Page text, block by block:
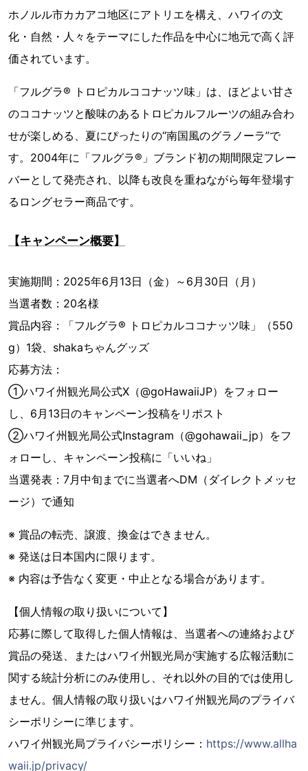
ホノルル市カカアコ地区にアトリエを構え、ハワイの文
化・自然・人々をテーマにした作品を中心に地元で高く評
価されています。
「フルグラ® トロピカルココナッツ味」は、ほどよい甘さ
のココナッツと酸味のあるトロピカルフルーツの組み合わ
せが楽しめる、夏にぴったりの“南国風のグラノーラ”で
す。2004年に「フルグラ®」ブランド初の期間限定フレー
バーとして発売され、以降も改良を重ねながら毎年登場す
るロングセラー商品です。
【キャンペーン概要】
実施期間：2025年6月13日（金）～6月30日（月）
当選者数：20名様
賞品内容：「フルグラ® トロピカルココナッツ味」（550
g）1袋、shakaちゃんグッズ
応募方法：
①ハワイ州観光局公式X（@goHawaiiJP）をフォロー
し、6月13日のキャンペーン投稿をリポスト
②ハワイ州観光局公式Instagram（@gohawaii_jp）をフ
ォローし、キャンペーン投稿に「いいね」
当選発表：7月中旬までに当選者へDM（ダイレクトメッセ
ージ）で通知
※ 賞品の転売、譲渡、換金はできません。
※ 発送は日本国内に限ります。
※ 内容は予告なく変更・中止となる場合があります。
【個人情報の取り扱いについて】
応募に際して取得した個人情報は、当選者への連絡および
賞品の発送、またはハワイ州観光局が実施する広報活動に
関する統計分析にのみ使用し、それ以外の目的では使用し
ません。個人情報の取り扱いはハワイ州観光局のプライバ
シーポリシーに準じます。
ハワイ州観光局プライバシーポリシー： https://www.allha
waii.jp/privacy/